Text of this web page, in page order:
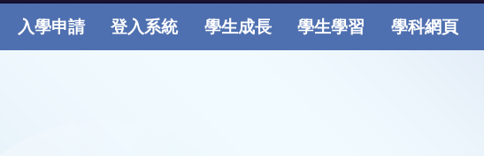
入學申請 登入系統 學生成長 學生學習 學科網頁